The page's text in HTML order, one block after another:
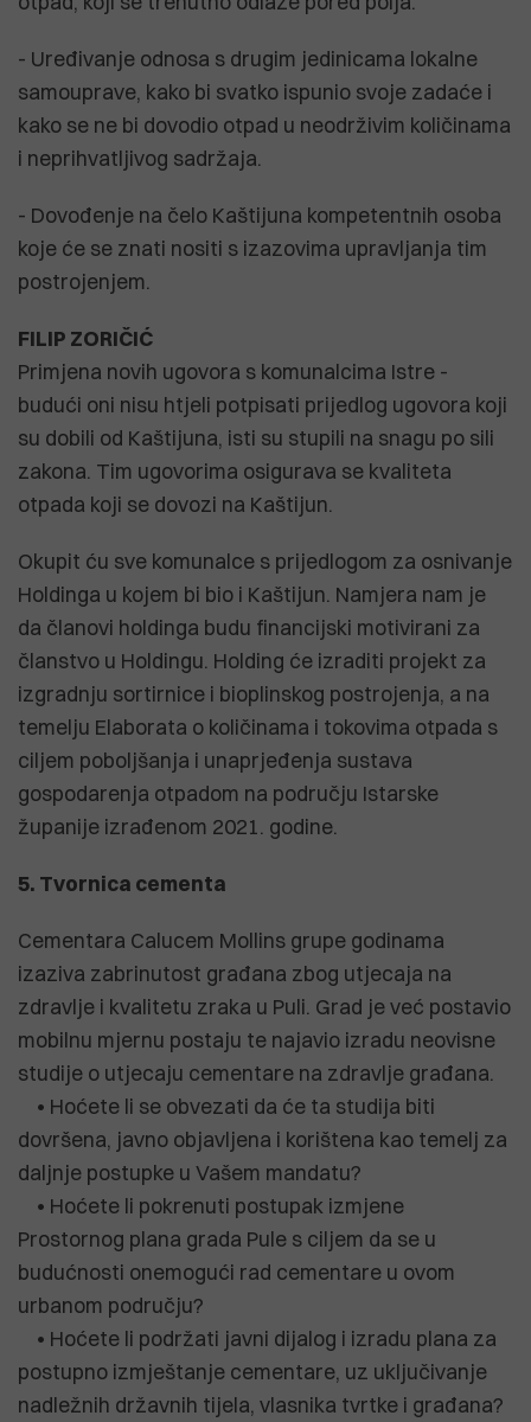
- Uređivanje odnosa s drugim jedinicama lokalne
samouprave, kako bi svatko ispunio svoje zadaće i
kako se ne bi dovodio otpad u neodrživim količinama
i neprihvatljivog sadržaja.
- Dovođenje na čelo Kaštijuna kompetentnih osoba
koje će se znati nositi s izazovima upravljanja tim
postrojenjem.
FILIP ZORIČIĆ
Primjena novih ugovora s komunalcima Istre -
budući oni nisu htjeli potpisati prijedlog ugovora koji
su dobili od Kaštijuna, isti su stupili na snagu po sili
zakona. Tim ugovorima osigurava se kvaliteta
otpada koji se dovozi na Kaštijun.
Okupit ću sve komunalce s prijedlogom za osnivanje
Holdinga u kojem bi bio i Kaštijun. Namjera nam je
da članovi holdinga budu financijski motivirani za
članstvo u Holdingu. Holding će izraditi projekt za
izgradnju sortirnice i bioplinskog postrojenja, a na
temelju Elaborata o količinama i tokovima otpada s
ciljem poboljšanja i unaprjeđenja sustava
gospodarenja otpadom na području Istarske
županije izrađenom 2021. godine.
5. Tvornica cementa
Cementara Calucem Mollins grupe godinama
izaziva zabrinutost građana zbog utjecaja na
zdravlje i kvalitetu zraka u Puli. Grad je već postavio
mobilnu mjernu postaju te najavio izradu neovisne
studije o utjecaju cementare na zdravlje građana.
• Hoćete li se obvezati da će ta studija biti
dovršena, javno objavljena i korištena kao temelj za
daljnje postupke u Vašem mandatu?
• Hoćete li pokrenuti postupak izmjene
Prostornog plana grada Pule s ciljem da se u
budućnosti onemogući rad cementare u ovom
urbanom području?
• Hoćete li podržati javni dijalog i izradu plana za
postupno izmještanje cementare, uz uključivanje
nadležnih državnih tijela, vlasnika tvrtke i građana?